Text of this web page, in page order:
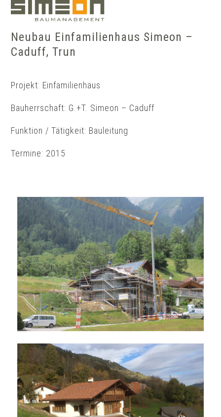
Skip
contentNeubau Einfamilienhaus Simeon –
Caduff, Trun
Projekt: Einfamilienhaus
Bauherrschaft: G.+T. Simeon – Caduff
Funktion / Tätigkeit: Bauleitung
Termine: 2015